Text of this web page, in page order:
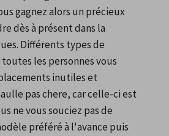
gagnez alors un précieux
dès à présent dans la
Différents types de
les personnes vous
inutiles et
pas chere, car celle-ci est
ne vous souciez pas de
préféré à l'avance puis